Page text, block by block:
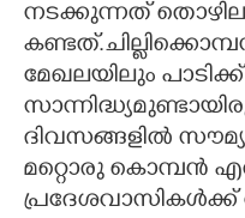
നടക്കുന്നത്
മേഖലയിലും
ദിവസങ്ങളിൽ സൗമ്യ
മറ്റൊരു കൊമ്പൻ